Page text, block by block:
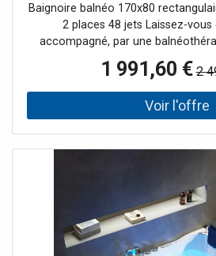
Baignoire balnéo 170x80
2 places 48 jets Laissez-vous
accompagné, par une
cette petite baignoire faible
d'une grande. Son faible
profiter des bienfaits de la
petite salle de bain, ses multiples
USB personnalisent votre bain par
choix... Le + : La baignoire balnéo
est livrée avec 3 tabliers afin
l'installer à votre guise au milieu
gauche ou dans un
1 991,60 € 2